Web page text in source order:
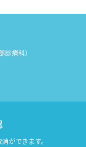
療科）
ができます。